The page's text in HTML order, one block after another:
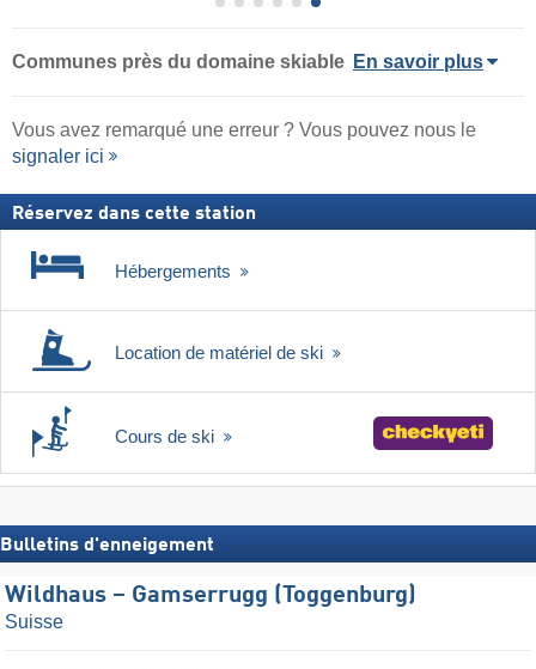
Communes près du domaine skiable En savoir plus
Vous avez remarqué une erreur ? Vous pouvez nous le
signaler ici
Réservez dans cette station
Hébergements
Location de matériel de ski
Cours de ski
Bulletins d'enneigement
Wildhaus – Gamserrugg (Toggenburg)
Suisse